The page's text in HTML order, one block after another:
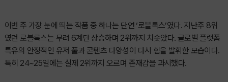
이번 주 가장 눈에 띄는 작품 중 하나는 단연 ‘로블록스’였다. 지난주 8위
였던 로블록스는 무려 6계단 상승하며 2위까지 치솟았다. 글로벌 플랫폼
특유의 안정적인 유저 풀과 콘텐츠 다양성이 다시 힘을 발휘한 모습이다.
특히 24~25일에는 실제 2위까지 오르며 존재감을 과시했다.